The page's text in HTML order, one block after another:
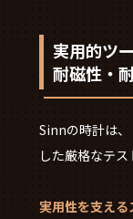
実用的ツ
耐磁性・
Sinnの時計は
した厳格なテス
実用性を支える